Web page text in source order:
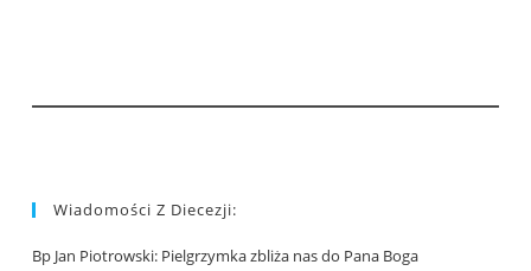
Wiadomości Z Diecezji:
Bp Jan Piotrowski: Pielgrzymka zbliża nas do Pana Boga